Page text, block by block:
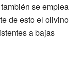
se emplea
de esto el olivino
a bajas